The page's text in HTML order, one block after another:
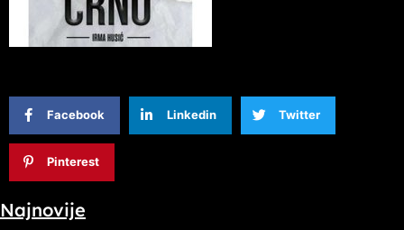
Facebook Linkedin Twitter
Pinterest
Najnovije